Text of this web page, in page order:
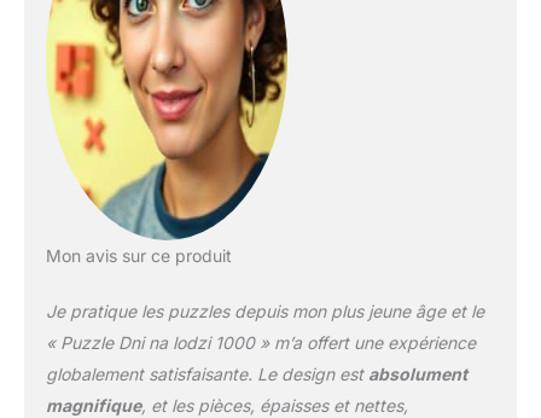
Mon avis sur ce produit
Je pratique les puzzles depuis mon plus jeune âge et le
« Puzzle Dni na lodzi 1000 » m’a offert une expérience
globalement satisfaisante. Le design est absolument
magnifique, et les pièces, épaisses et nettes,